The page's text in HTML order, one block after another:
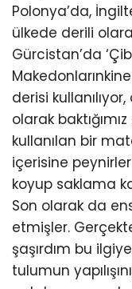
Polonya’da,
ülkede derili
Gürcistan’da
derisi
olarak
kullanılan bir
içerisine
koyup saklama
Son olarak da
etmişler.
şaşırdım bu
tulumun